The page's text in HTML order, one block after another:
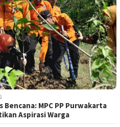
Bencana: MPC PP Purwakarta
Aspirasi Warga